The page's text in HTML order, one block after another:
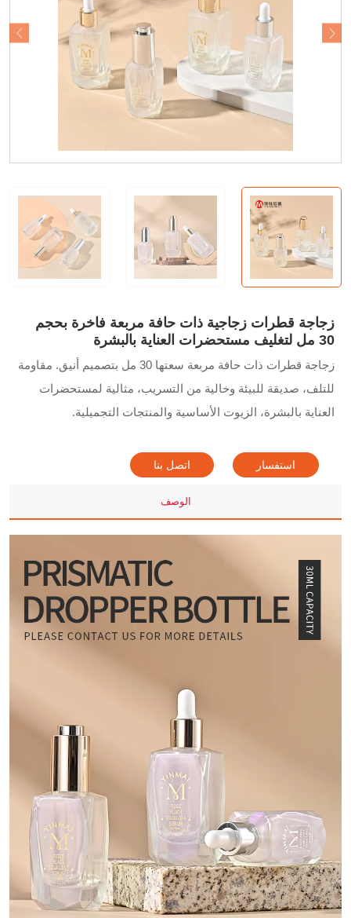
زجاجة قطرات زجاجية ذات حافة مربعة فاخرة بحجم
30 مل لتغليف مستحضرات العناية بالبشرة
زجاجة قطرات ذات حافة مربعة سعتها 30 مل بتصميم أنيق. مقاومة
للتلف، صديقة للبيئة وخالية من التسريب، مثالية لمستحضرات
العناية بالبشرة، الزيوت الأساسية والمنتجات التجميلية.
استفسار اتصل بنا
الوصف